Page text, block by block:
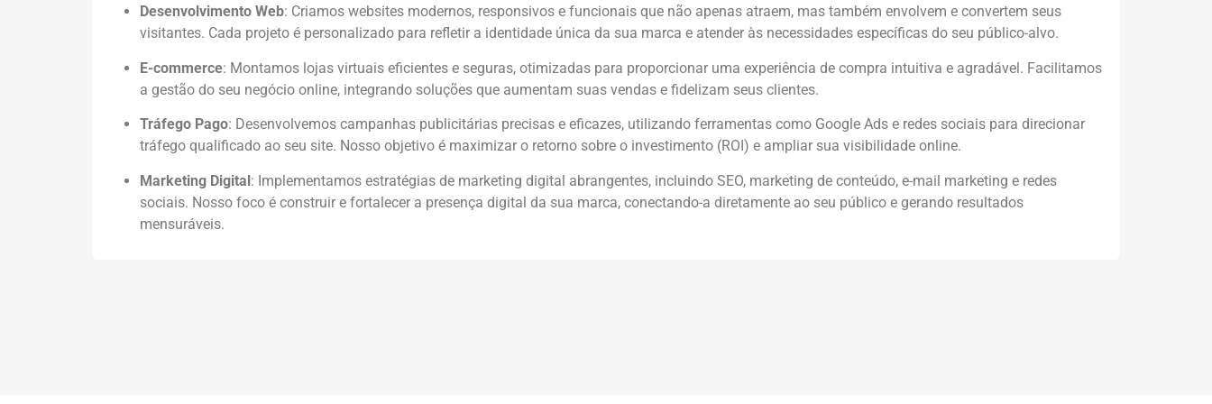
Desenvolvimento Web: Criamos websites modernos, responsivos e funcionais que não apenas atraem, mas também envolvem e convertem seus
visitantes. Cada projeto é personalizado para refletir a identidade única da sua marca e atender às necessidades específicas do seu público-alvo.
E-commerce: Montamos lojas virtuais eficientes e seguras, otimizadas para proporcionar uma experiência de compra intuitiva e agradável. Facilitamos
a gestão do seu negócio online, integrando soluções que aumentam suas vendas e fidelizam seus clientes.
Tráfego Pago: Desenvolvemos campanhas publicitárias precisas e eficazes, utilizando ferramentas como Google Ads e redes sociais para direcionar
tráfego qualificado ao seu site. Nosso objetivo é maximizar o retorno sobre o investimento (ROI) e ampliar sua visibilidade online.
Marketing Digital: Implementamos estratégias de marketing digital abrangentes, incluindo SEO, marketing de conteúdo, e-mail marketing e redes
sociais. Nosso foco é construir e fortalecer a presença digital da sua marca, conectando-a diretamente ao seu público e gerando resultados
mensuráveis.